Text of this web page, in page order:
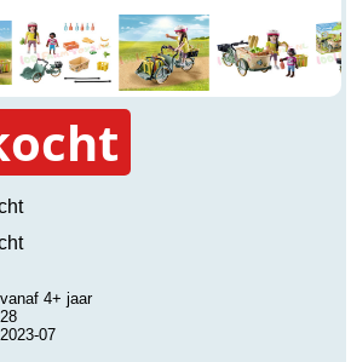
vanaf 4+ jaar
28
2023-07